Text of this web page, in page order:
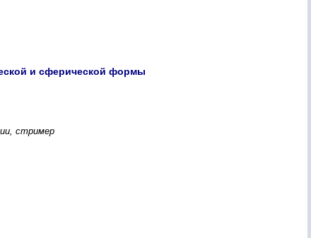
и сферической формы
стример